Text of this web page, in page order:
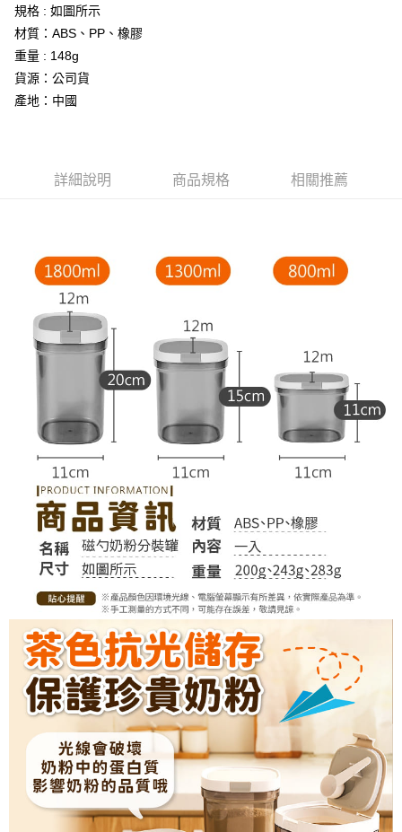
【「AFTEE先享後付」結帳流程】
１．於結帳方式選擇「AFTEE先享後付」後，將跳轉至「AFTEE先享後付」
結帳頁面，進行簡訊認證並確認金額後，即可完成結帳。
２．訂單成立數日內，您將收到繳費通知簡訊。
３．收到繳費通知簡訊後14天內，點擊此簡訊中的連結，可透過四大超商／
ATM／網路銀行／等多元方式進行付款，方視為交易完成。
是否繳費成功／繳費後需取消欲退款等相關疑問，請聯繫「AFTEE先享後付
易，需依本服務之必要範圍內提供個人資料，並將交易相關給付款項請求債
權轉讓予恩沛科技股份有限公司。
２．關於個人資料處理事宜，請瀏覽以下網址：
https://aftee.tw/terms/#terms3
３．未成年的使用者請事先徵得法定代理人或監護人之同意方可使用
「AFTEE先享後付」，若未經同意申辦者引起之損失，本公司不負相關責
任。
４．使用「AFTEE先享後付」時，將依據個別帳號之用戶狀況，依本公司即
時審查核予不同之上限額度；若仍有額度不足之情形，本公司將視審查結果
請求用戶進行身份認證。
５．嚴禁一人註冊多個帳號或使用他人資訊註冊。若發現惡意使用之情形，
恩沛科技股份有限公司將有權停止該用戶之使用額度並採取法律行動。
每筆NT$60，滿NT$399(含以上)免運費
付款後全家取貨
每筆NT$60，滿NT$399(含以上)免運費
7-11取貨付款
每筆NT$60，滿NT$399(含以上)免運費
規格 : 如圖所示
材質：ABS、PP、橡膠
重量 : 148g
貨源：公司貨
產地：中國
詳細說明 商品規格 相關推薦